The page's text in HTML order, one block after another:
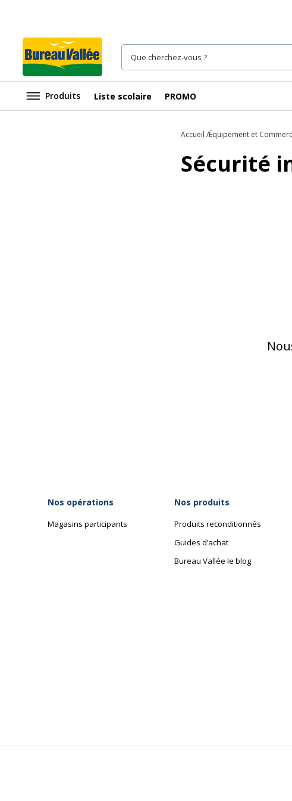
Produits Liste scolaire PROMO
Accueil Équipement et
Sécurité
Nos opérations
Magasins participants
Nos produits
Produits reconditionnés
Guides d’achat
Bureau Vallée le blog